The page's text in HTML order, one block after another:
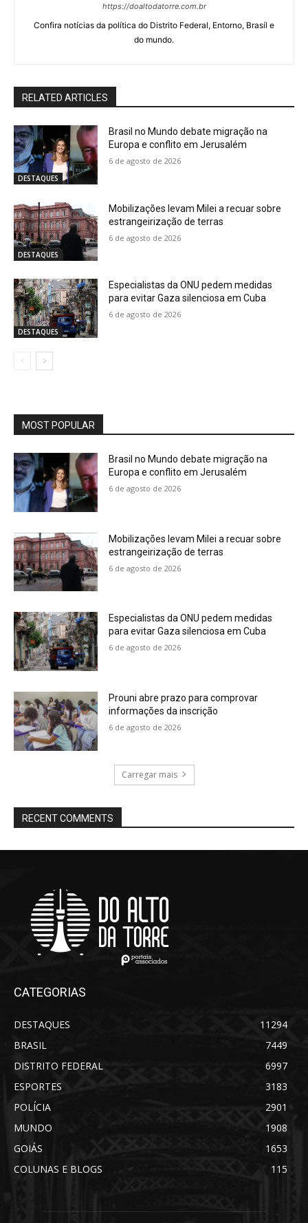
https://doaltodatorre.com.br
Confira notícias da política do Distrito Federal, Entorno, Brasíl e
do mundo.
RELATED ARTICLES
DESTAQUES
Brasil no Mundo debate migração na
Europa e conflito em Jerusalém
6 de agosto de 2026
DESTAQUES
Mobilizações levam Milei a recuar sobre
estrangeirização de terras
6 de agosto de 2026
DESTAQUES
Especialistas da ONU pedem medidas
para evitar Gaza silenciosa em Cuba
6 de agosto de 2026
MOST POPULAR
Brasil no Mundo debate migração na
Europa e conflito em Jerusalém
6 de agosto de 2026
Mobilizações levam Milei a recuar sobre
estrangeirização de terras
6 de agosto de 2026
Especialistas da ONU pedem medidas
para evitar Gaza silenciosa em Cuba
6 de agosto de 2026
Prouni abre prazo para comprovar
informações da inscrição
6 de agosto de 2026
Carregar mais
RECENT COMMENTS
CATEGORIAS
DESTAQUES
11294
BRASIL
7449
DISTRITO FEDERAL
6997
ESPORTES
3183
POLÍCIA
2901
MUNDO
1908
GOIÁS
1653
COLUNAS E BLOGS
115